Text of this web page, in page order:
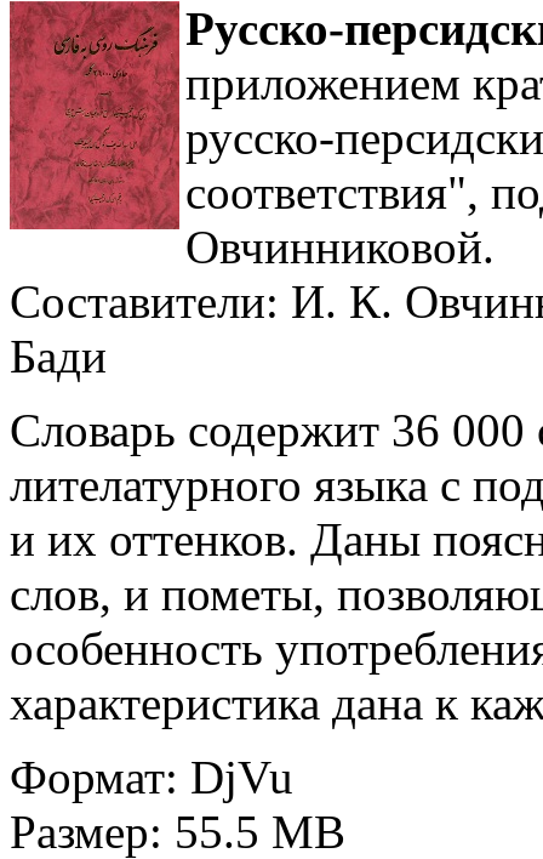
Русско-
приложением
русско-
соответствия",
Овчинниковой.
Составители: И. К.
Бади
Словарь содержит 36 000
лителатурного языка с
и их оттенков. Даны
слов, и пометы,
особенность
характеристика дана к
Формат: DjVu
Размер: 55.5 MB